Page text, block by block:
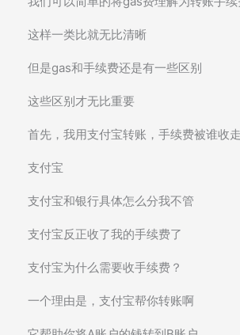
这样一类比就无比清晰
但是gas和手续费还是有一些区别
这些区别才无比重要
首先，我用支付宝转账，手续费被谁收
支付宝
支付宝和银行具体怎么分我不管
支付宝反正收了我的手续费了
支付宝为什么需要收手续费？
一个理由是，支付宝帮你转账啊